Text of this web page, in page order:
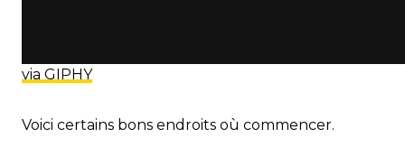
via GIPHY
Voici certains bons endroits où commencer.